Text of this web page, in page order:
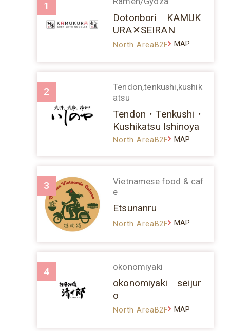
1
Dotonbori KAMUK
URA✕SEIRAN
North AreaB2F MAP
2
Tendon,tenkushi,kushik
atsu
Tendon・Tenkushi・
Kushikatsu Ishinoya
North AreaB2F MAP
3
Vietnamese food & caf
e
Etsunanru
North AreaB2F MAP
4 okonomiyaki
okonomiyaki seijur
o
North AreaB2F MAP